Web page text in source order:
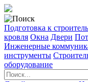
Подготовка к
кровля Окна Двери
Инженерные
инструменты
оборудование